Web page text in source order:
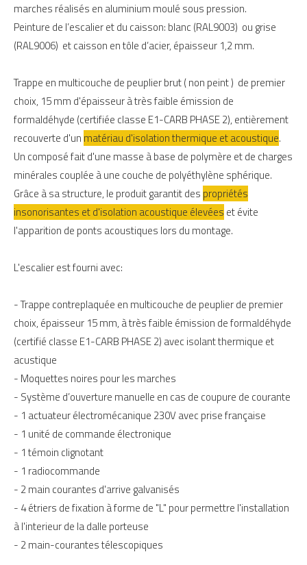
marches réalisés en aluminium moulé sous pression.
Peinture de l’escalier et du caisson: blanc (RAL9003) ou grise
(RAL9006) et caisson en tôle d’acier, épaisseur 1,2 mm.
Trappe en multicouche de peuplier brut ( non peint ) de premier
choix, 15 mm d'épaisseur à très faible émission de
formaldéhyde (certifiée classe E1-CARB PHASE 2), entièrement
recouverte d'un matériau d'isolation thermique et acoustique.
Un composé fait d'une masse à base de polymère et de charges
minérales couplée à une couche de polyéthylène sphérique.
Grâce à sa structure, le produit garantit des propriétés
insonorisantes et d'isolation acoustique élevées et évite
l'apparition de ponts acoustiques lors du montage.
L'escalier est fourni avec:
- Trappe contreplaquée en multicouche de peuplier de premier
choix, épaisseur 15 mm, à très faible émission de formaldéhyde
(certifié classe E1-CARB PHASE 2) avec isolant thermique et
acustique
- Moquettes noires pour les marches
- Système d’ouverture manuelle en cas de coupure de courante
- 1 actuateur électromécanique 230V avec prise française
- 1 unité de commande électronique
- 1 témoin clignotant
- 1 radiocommande
- 2 main courantes d'arrive galvanisés
- 4 étriers de fixation à forme de "L" pour permettre l'installation
à l'interieur de la dalle porteuse
- 2 main-courantes télescopiques